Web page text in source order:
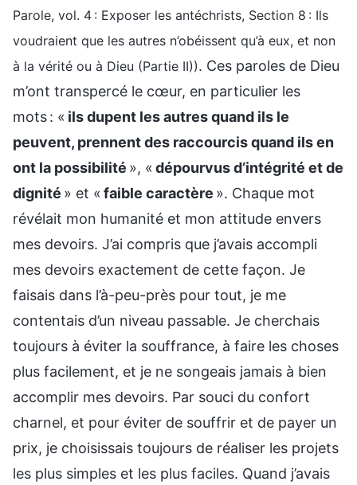
Parole, vol. 4 : Exposer les antéchrists, Section 8 : Ils
voudraient que les autres n’obéissent qu’à eux, et non
à la vérité ou à Dieu (Partie II)). Ces paroles de Dieu
m’ont transpercé le cœur, en particulier les
mots : « ils dupent les autres quand ils le
peuvent, prennent des raccourcis quand ils en
ont la possibilité », «dépourvus d’intégrité et de
dignité » et «faible caractère ». Chaque mot
révélait mon humanité et mon attitude envers
mes devoirs. J’ai compris que j’avais accompli
mes devoirs exactement de cette façon. Je
faisais dans l’à-peu-près pour tout, je me
contentais d’un niveau passable. Je cherchais
toujours à éviter la souffrance, à faire les choses
plus facilement, et je ne songeais jamais à bien
accomplir mes devoirs. Par souci du confort
charnel, et pour éviter de souffrir et de payer un
prix, je choisissais toujours de réaliser les projets
les plus simples et les plus faciles. Quand j’avais